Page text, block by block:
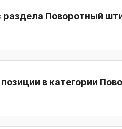
раздела Поворотный
в категории